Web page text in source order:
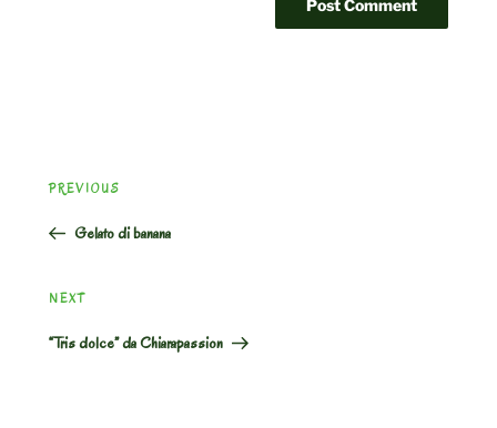
navigation
Previous
PREVIOUS
Gelato di banana
Next
NEXT
“Tris dolce” da Chiarapassion